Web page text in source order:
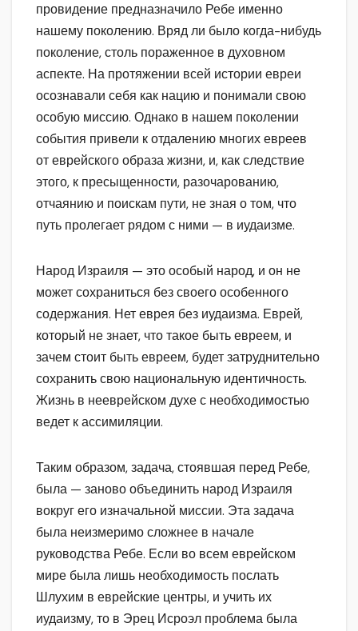
провидение предназначило Ребе именно
нашему поколению. Вряд ли было когда-нибудь
поколение, столь пораженное в духовном
аспекте. На протяжении всей истории евреи
осознавали себя как нацию и понимали свою
особую миссию. Однако в нашем поколении
события привели к отдалению многих евреев
от еврейского образа жизни, и, как следствие
этого, к пресыщенности, разочарованию,
отчаянию и поискам пути, не зная о том, что
путь пролегает рядом с ними — в иудаизме.
Народ Израиля — это особый народ, и он не
может сохраниться без своего особенного
содержания. Нет еврея без иудаизма. Еврей,
который не знает, что такое быть евреем, и
зачем стоит быть евреем, будет затруднительно
сохранить свою национальную идентичность.
Жизнь в нееврейском духе с необходимостью
ведет к ассимиляции.
Таким образом, задача, стоявшая перед Ребе,
была — заново объединить народ Израиля
вокруг его изначальной миссии. Эта задача
была неизмеримо сложнее в начале
руководства Ребе. Если во всем еврейском
мире была лишь необходимость послать
Шлухим в еврейские центры, и учить их
иудаизму, то в Эрец Исроэл проблема была